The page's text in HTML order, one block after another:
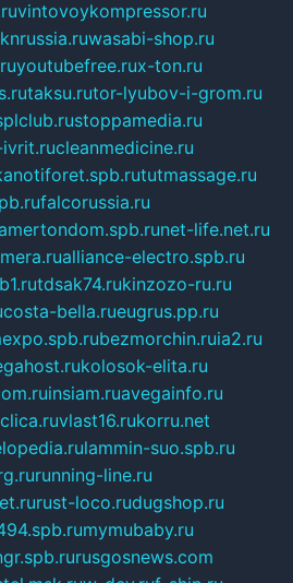
vintovoykompressor.ru
wasabi-shop.ru
youtubefree.rux-ton.ru
taksu.rutor-lyubov-i-grom.ru
stoppamedia.ru
cleanmedicine.ru
tutmassage.ru
falcorussia.ru
net-life.net.ru
alliance-electro.spb.ru
tdsak74.rukinzozo-ru.ru
costa-bella.rueugrus.pp.ru
bezmorchin.ruia2.ru
kolosok-elita.ru
insiam.ruavegainfo.ru
vlast16.rukorru.net
lammin-suo.spb.ru
running-line.ru
rust-loco.rudugshop.ru
mymubaby.ru
rusgosnews.com